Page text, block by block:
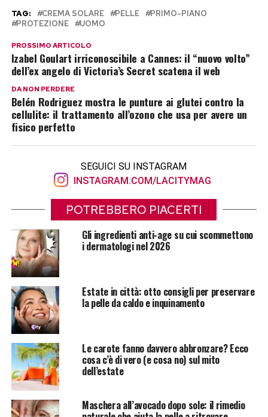
TAG: CREMA SOLARE PELLE
PRIMO-PIANO
PROTEZIONE
UOMO
PROSSIMO ARTICOLO
Izabel Goulart irriconoscibile a Cannes: il “nuovo volto”
dell’ex angelo di Victoria’s Secret scatena il web
DA NON PERDERE
Belén Rodriguez mostra le punture ai glutei contro la
cellulite: il trattamento all’ozono che usa per avere un
fisico perfetto
SEGUICI SU INSTAGRAM
INSTAGRAM.COM/LACITYMAG
POTREBBERO PIACERTI
Gli ingredienti anti-age su cui scommettono
i dermatologi nel 2026
Estate in città: otto consigli per preservare
la pelle da caldo e inquinamento
Le carote fanno davvero abbronzare? Ecco
cosa c’è di vero (e cosa no) sul mito
dell’estate
Maschera all’avocado dopo sole: il rimedio